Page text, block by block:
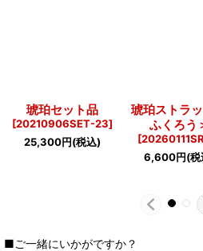
琥珀セット品
[20210906SET-23]
25,300円(税込)
琥珀ストラ
ふくろう
[
6,600円(税
■ご一緒にいかがですか？